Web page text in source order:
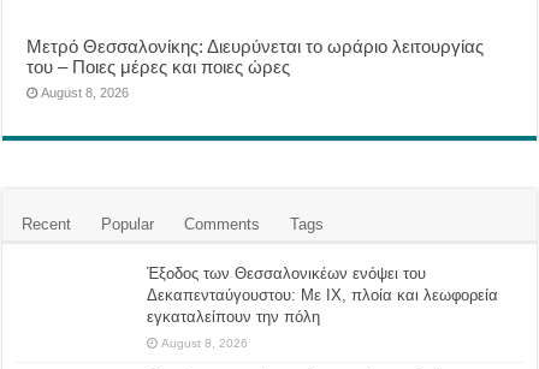
Μετρό Θεσσαλονίκης: Διευρύνεται το ωράριο λειτουργίας
του – Ποιες μέρες και ποιες ώρες
August 8, 2026
Recent Popular Comments Tags
Έξοδος των Θεσσαλονικέων ενόψει του
Δεκαπενταύγουστου: Με ΙΧ, πλοία και λεωφορεία
εγκαταλείπουν την πόλη
August 8, 2026